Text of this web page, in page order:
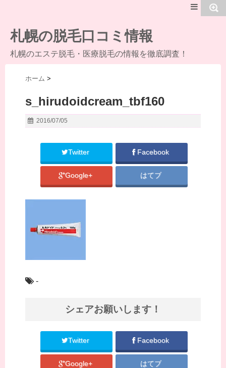
MENU
札幌の脱毛口コミ情報
札幌のエステ脱毛・医療脱毛の情報を徹底調査！
ホーム >
s_hirudoidcream_tbf160
2016/07/05
Twitter Facebook
Google+ はてブ
-
シェアお願いします！
Twitter Facebook
Google+ はてブ